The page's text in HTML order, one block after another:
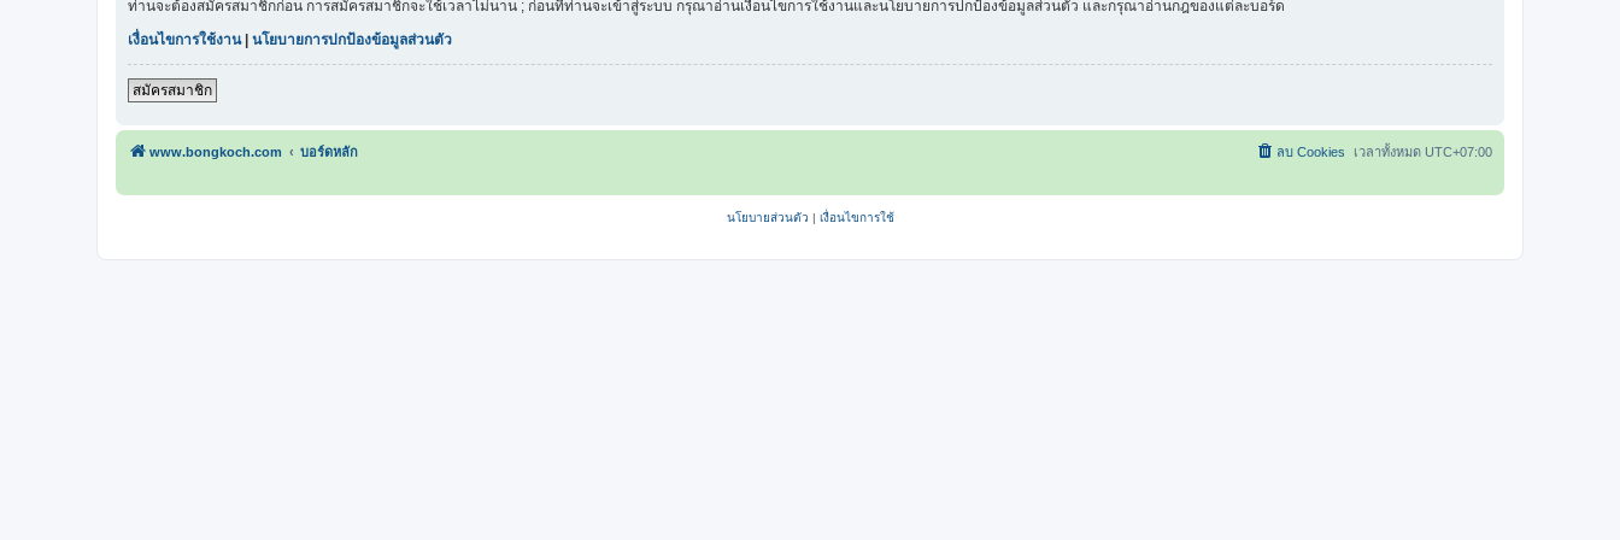
ท่านจะต้องสมัครสมาชิกก่อน การสมัครสมาชิกจะใช้เวลาไม่นาน ; ก่อนที่ท่านจะเข้าสู่ระบบ กรุณาอ่านเงื่อนไขการใช้งานและนโยบายการปกป้องข้อมูลส่วนตัว และกรุณาอ่านกฎของแต่ละบอร์ด
เงื่อนไขการใช้งาน| นโยบายการปกป้องข้อมูลส่วนตัว
สมัครสมาชิก
www.bongkoch.com บอร์ดหลัก เวลาทั้งหมด UTC+07:00
ลบ Cookies
นโยบายส่วนตัว | เงื่อนไขการใช้